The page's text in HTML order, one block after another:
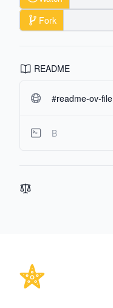
Fork
README
#readme-ov-file
B